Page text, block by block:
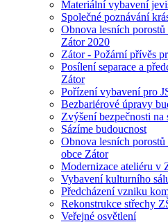
Materiální vybavení
Společné poznávání
Obnova lesních
Zátor 2020
Zátor - Požární přívěs
Posílení separace a
Zátor
Pořízení vybavení pro
Bezbariérové úpravy
Zvýšení bezpečnosti
Sázíme budoucnost
Obnova lesních
obce Zátor
Modernizace ateliéru v
Vybavení kulturního
Předcházení vzniku
Rekonstrukce střechy
Veřejné osvětlení